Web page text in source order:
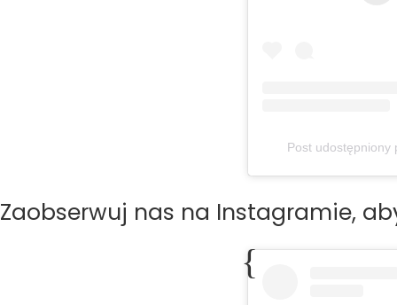
Post udostępniony
Zaobserwuj nas na Instagramie,